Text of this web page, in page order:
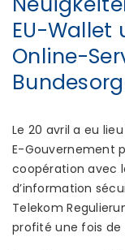
EU-Wallet
Online-
Le 20 avril a eu
E-Gouvernement
coopération avec
d’information
Telekom
profité une fois de